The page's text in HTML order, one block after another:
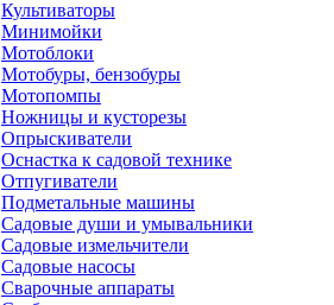
Культиваторы
Минимойки
Мотоблоки
Мотобуры, бензобуры
Мотопомпы
Ножницы и кусторезы
Опрыскиватели
Оснастка к садовой технике
Отпугиватели
Подметальные машины
Садовые души и умывальники
Садовые измельчители
Садовые насосы
Сварочные аппараты